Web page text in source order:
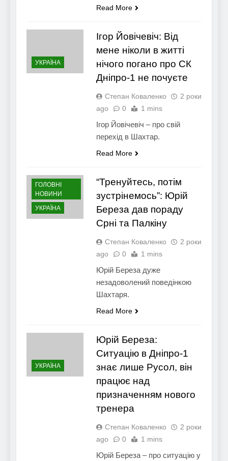
Read More
УКРАЇНА
Ігор Йовічевіч: Від
мене ніколи в житті
нічого погано про СК
Дніпро-1 не почуєте
Степан Коваленко
2 роки
ago
0 1 mins
Ігор Йовічевіч – про свій
перехід в Шахтар.
Read More
ГОЛОВНІ
НОВИНИ
УКРАЇНА
“Тренуйтесь, потім
зустрінемось”: Юрій
Береза дав пораду
Срні та Палкіну
Степан Коваленко
2 роки
ago
0 1 mins
Юрій Береза дуже
незадоволений поведінкою
Шахтаря.
Read More
УКРАЇНА
Юрій Береза:
Ситуацію в Дніпро-1
знає лише Русол, він
працює над
призначенням нового
тренера
Степан Коваленко
2 роки
ago
0 1 mins
Юрій Береза – про ситуацію у